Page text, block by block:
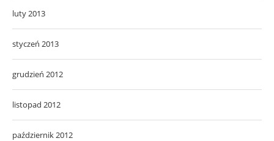
luty 2013
styczeń 2013
grudzień 2012
listopad 2012
październik 2012